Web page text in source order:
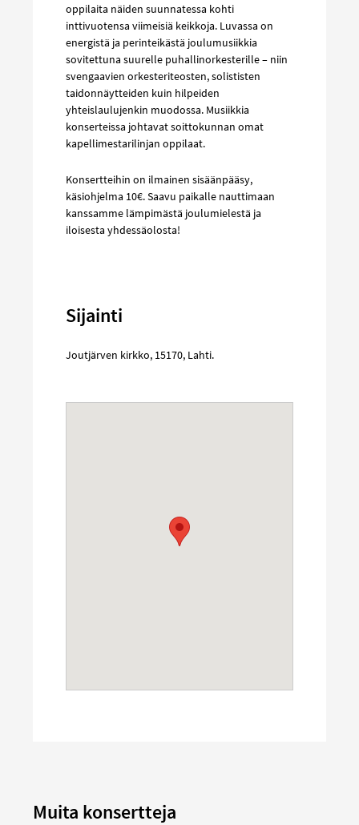
oppilaita näiden suunnatessa kohti
inttivuotensa viimeisiä keikkoja. Luvassa on
energistä ja perinteikästä joulumusiikkia
sovitettuna suurelle puhallinorkesterille – niin
svengaavien orkesteriteosten, solististen
taidonnäytteiden kuin hilpeiden
yhteislaulujenkin muodossa. Musiikkia
konserteissa johtavat soittokunnan omat
kapellimestarilinjan oppilaat.
Konsertteihin on ilmainen sisäänpääsy,
käsiohjelma 10€. Saavu paikalle nauttimaan
kanssamme lämpimästä joulumielestä ja
iloisesta yhdessäolosta!
Sijainti
Joutjärven kirkko, 15170, Lahti.
Muita konsertteja